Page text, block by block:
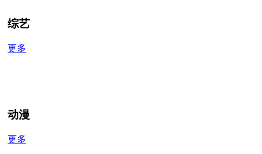
综艺
更多
动漫
更多